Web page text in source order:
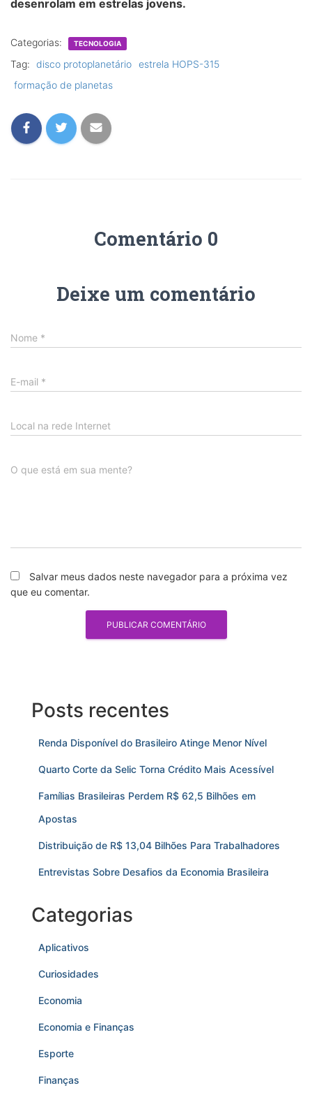
desenrolam em estrelas jovens.
Categorias: TECNOLOGIA
Tag: disco protoplanetário estrela HOPS-315
formação de planetas
Comentário 0
Deixe um comentário
Nome *
E-mail *
Local na rede Internet
O que está em sua mente?
Salvar meus dados neste navegador para a próxima vez
que eu comentar.
Posts recentes
Renda Disponível do Brasileiro Atinge Menor Nível
Quarto Corte da Selic Torna Crédito Mais Acessível
Famílias Brasileiras Perdem R$ 62,5 Bilhões em
Apostas
Distribuição de R$ 13,04 Bilhões Para Trabalhadores
Entrevistas Sobre Desafios da Economia Brasileira
Categorias
Aplicativos
Curiosidades
Economia
Economia e Finanças
Esporte
Finanças